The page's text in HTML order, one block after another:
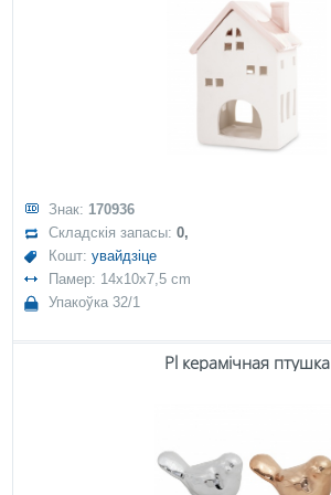
Знак: 170936
Складскія запасы:0,
Кошт:увайдзіце
Памер: 14x10x7,5 cm
Упакоўка 32/1
Pl керамічная птушка